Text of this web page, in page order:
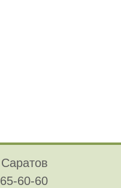
Саратов
65-60-60